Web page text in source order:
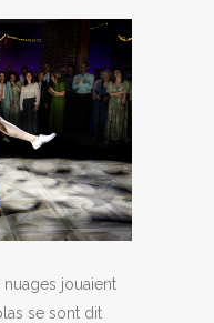
jouaient
se sont dit